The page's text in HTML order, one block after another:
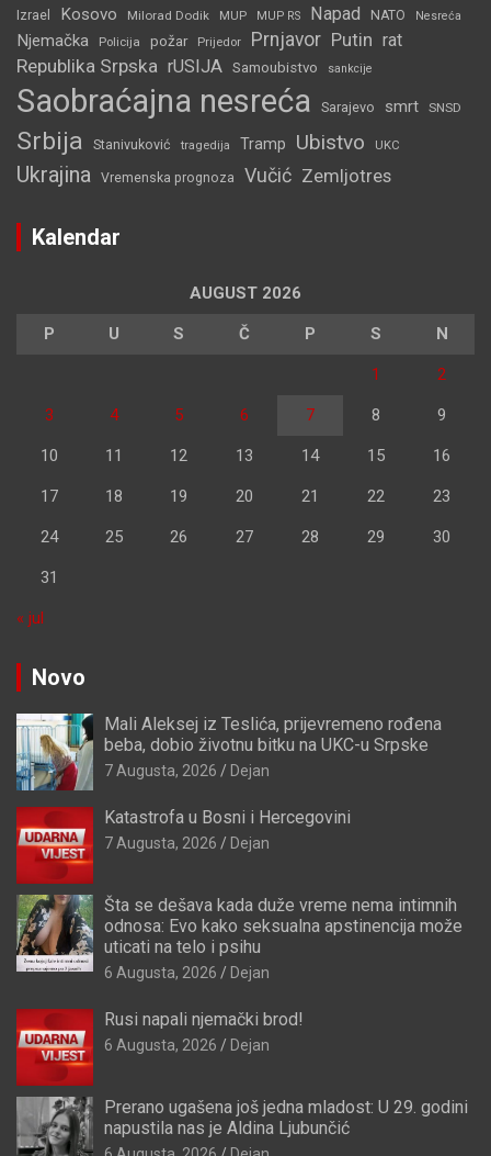
Izrael Kosovo Milorad Dodik MUP MUP RS Napad NATO Nesreća
Njemačka Policija požar Prijedor Prnjavor Putin rat
Republika Srpska rUSIJA Samoubistvo sankcije
Saobraćajna nesreća Sarajevo smrt SNSD
Srbija Stanivuković tragedija Tramp Ubistvo UKC
Ukrajina Vremenska prognoza Vučić Zemljotres
Kalendar
AUGUST 2026
P U S Č P S N
1 2
3 4 5 6 7 8 9
10 11 12 13 14 15 16
17 18 19 20 21 22 23
24 25 26 27 28 29 30
31
« jul
Novo
Mali Aleksej iz Teslića, prijevremeno rođena
beba, dobio životnu bitku na UKC-u Srpske
7 Augusta, 2026 Dejan
Katastrofa u Bosni i Hercegovini
7 Augusta, 2026 Dejan
Šta se dešava kada duže vreme nema intimnih
odnosa: Evo kako seksualna apstinencija može
uticati na telo i psihu
6 Augusta, 2026 Dejan
Rusi napali njemački brod!
6 Augusta, 2026 Dejan
Prerano ugašena još jedna mladost: U 29. godini
napustila nas je Aldina Ljubunčić